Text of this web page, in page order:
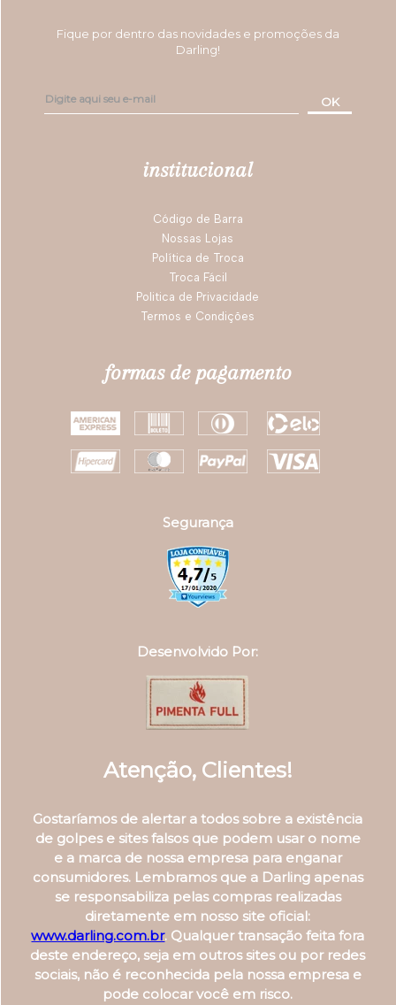
Fique por dentro das novidades e promoções da
Darling!
OK
institucional
Código de Barra
Nossas Lojas
Política de Troca
Troca Fácil
Politica de Privacidade
Termos e Condições
formas de pagamento
Segurança
Desenvolvido Por:
Atenção, Clientes!
Gostaríamos de alertar a todos sobre a existência
de golpes e sites falsos que podem usar o nome
e a marca de nossa empresa para enganar
consumidores. Lembramos que a Darling apenas
se responsabiliza pelas compras realizadas
diretamente em nosso site oficial:
www.darling.com.br. Qualquer transação feita fora
deste endereço, seja em outros sites ou por redes
sociais, não é reconhecida pela nossa empresa e
pode colocar você em risco.